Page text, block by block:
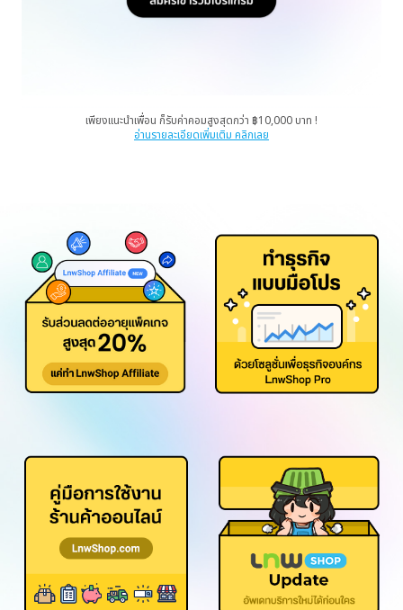
เพียงแนะนำเพื่อน ก็รับค่าคอมสูงสุดกว่า ฿10,000 บาท !
อ่านรายละเอียดเพิ่มเติม คลิกเลย